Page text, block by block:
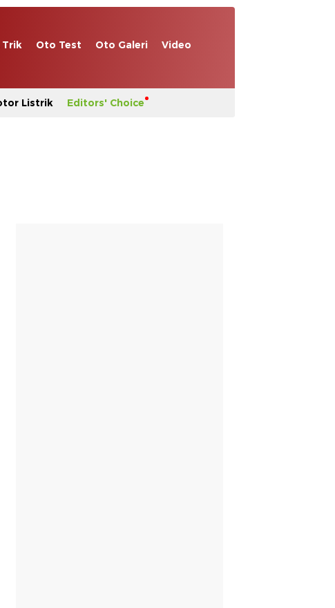
Trik Oto Test Oto Galeri Video
Listrik Editors' Choice